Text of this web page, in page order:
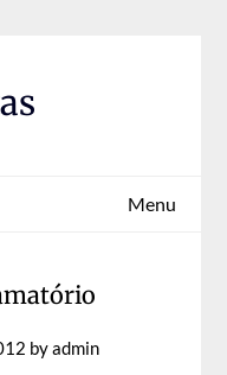
Menu
byadmin